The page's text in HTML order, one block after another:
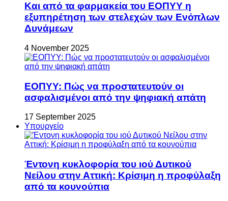
Και από τα φαρμακεία του ΕΟΠΥΥ η
εξυπηρέτηση των στελεχών των Ενόπλων
Δυνάμεων
4 November 2025
ΕΟΠΥΥ: Πώς να προστατευτούν οι
ασφαλισμένοι από την ψηφιακή απάτη
17 September 2025
Υπουργείο
Έντονη κυκλοφορία του ιού Δυτικού
Νείλου στην Αττική: Κρίσιμη η προφύλαξη
από τα κουνούπια